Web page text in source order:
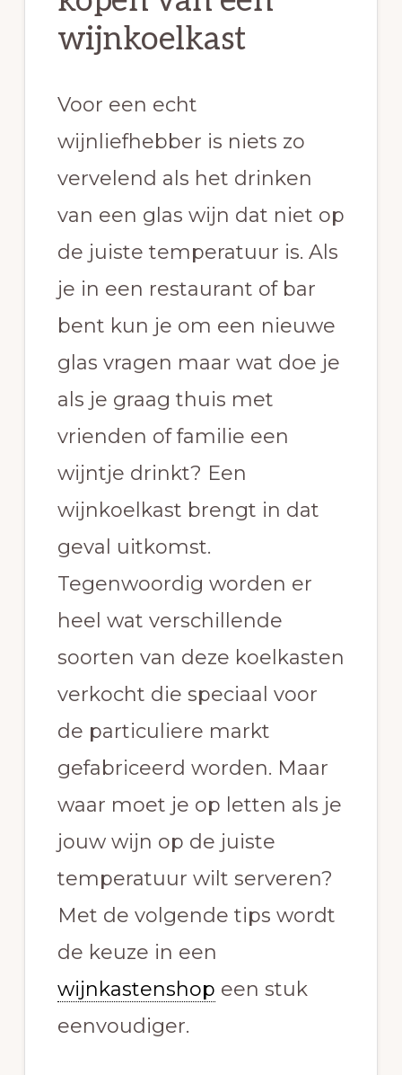
wijnkoelkast
Voor een echt
wijnliefhebber is niets zo
vervelend als het drinken
van een glas wijn dat niet op
de juiste temperatuur is. Als
je in een restaurant of bar
bent kun je om een nieuwe
glas vragen maar wat doe je
als je graag thuis met
vrienden of familie een
wijntje drinkt? Een
wijnkoelkast brengt in dat
geval uitkomst.
Tegenwoordig worden er
heel wat verschillende
soorten van deze koelkasten
verkocht die speciaal voor
de particuliere markt
gefabriceerd worden. Maar
waar moet je op letten als je
jouw wijn op de juiste
temperatuur wilt serveren?
Met de volgende tips wordt
de keuze in een
wijnkastenshop een stuk
eenvoudiger.